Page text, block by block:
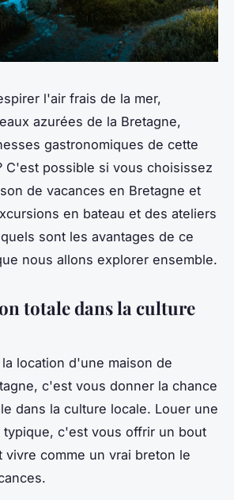
l'air frais de la mer,
azurées de la Bretagne,
gastronomiques de cette
C'est possible si vous choisissez
de vacances en Bretagne et
en bateau et des ateliers
sont les avantages de ce
nous allons explorer ensemble.
totale dans la culture
location d'une maison de
c'est vous donner la chance
dans la culture locale. Louer une
typique, c'est vous offrir un bout
vivre comme un vrai breton le